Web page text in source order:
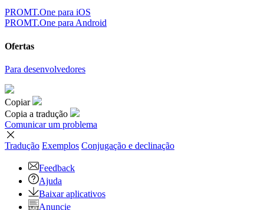
PROMT.One para iOS
PROMT.One para Android
Ofertas
Para desenvolvedores
Copiar
Copia a tradução
Comunicar um problema
Tradução Exemplos Conjugação e declinação
Feedback
Ajuda
Baixar aplicativos
Anuncie